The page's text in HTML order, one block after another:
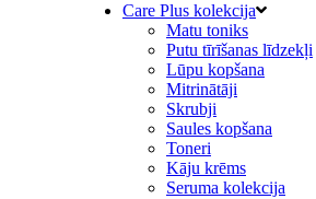
Care Plus kolekcija
Matu toniks
Putu tīrīšanas līdzekļi
Lūpu kopšana
Mitrinātāji
Skrubji
Saules kopšana
Toneri
Kāju krēms
Seruma kolekcija